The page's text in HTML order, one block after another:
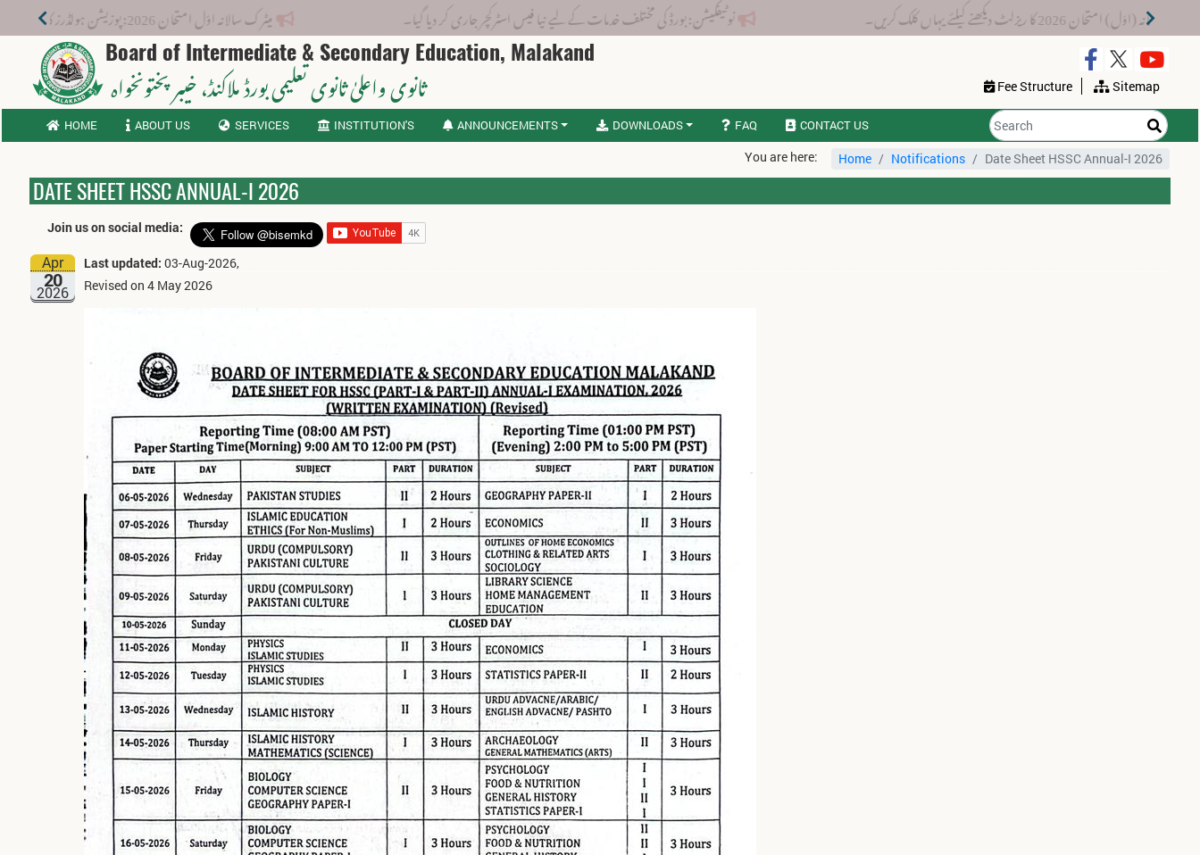
دیکھنے کیلئے یہاں کلک کریں۔ نوٹیفکیشن: بورڈ کی مختلف خدمات کے لیے نیا فیس اسٹرکچر جاری کر دیا گیا۔ میٹرک سالانہ اوّل امتحان 2026: پوزیشن ہولڈرز کا اعلان 6 اگست کو دوپہر 2 بجے اور مکمل نتائج شام 4 بجے بورڈ کی ویب سائٹ پر جاری ہوں گے۔
Board of Intermediate & Secondary Education, Malakand
ثانوی واعلیٰ ثانوی تعلیمی بورڈ ملاکنڈ، خیبر پختونخواہ Fee Structure Sitemap
HOME ABOUT US SERVICES INSTITUTION'S ANNOUNCEMENTS DOWNLOADS FAQ CONTACT US
You are here: Home Notifications Date Sheet HSSC Annual-I 2026
DATE SHEET HSSC ANNUAL-I 2026
Join us on social media:
2026
Apr
20
Last updated: 03-Aug-2026,
Revised on 4 May 2026